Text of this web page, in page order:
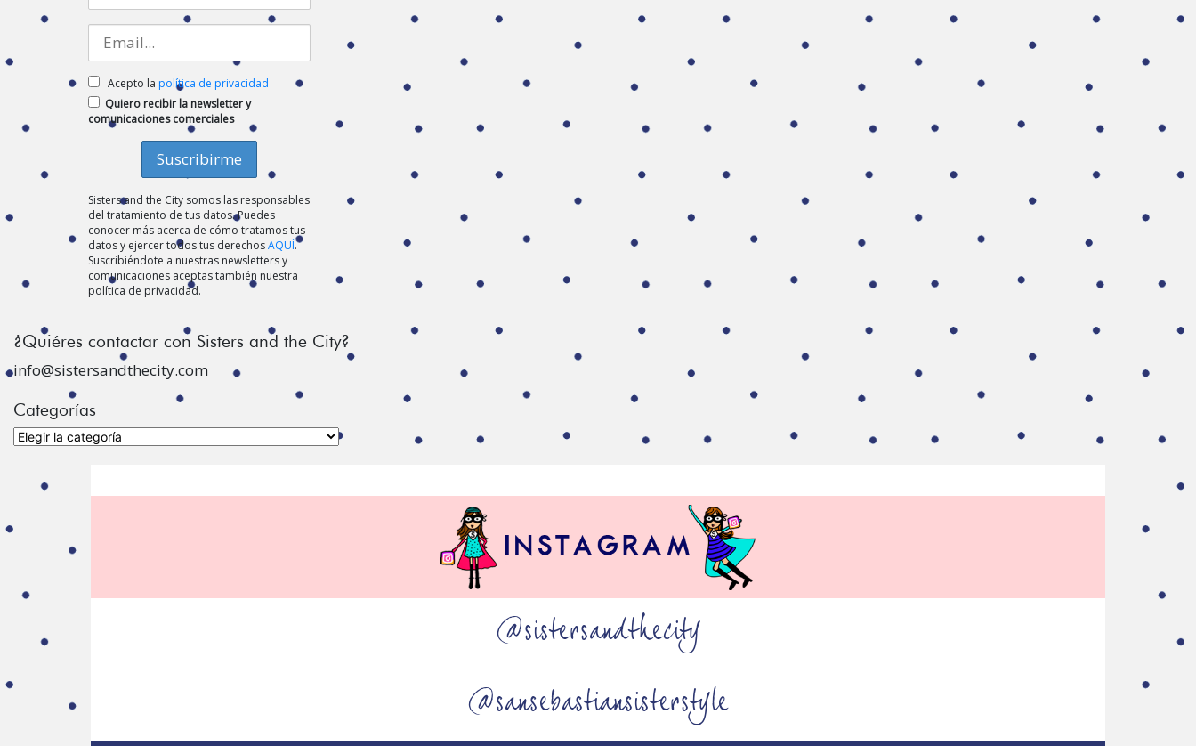
Acepto la política de privacidad
Quiero recibir la newsletter y
comunicaciones comerciales
Sisters and the City somos las responsables
del tratamiento de tus datos. Puedes
conocer más acerca de cómo tratamos tus
datos y ejercer todos tus derechosAQUÍ.
Suscribiéndote a nuestras newsletters y
comunicaciones aceptas también nuestra
política de privacidad.
¿Quiéres contactar con Sisters and the City?
info@sistersandthecity.com
Categorías
Categorías
@sistersandthecity
@sansebastiansisterstyle